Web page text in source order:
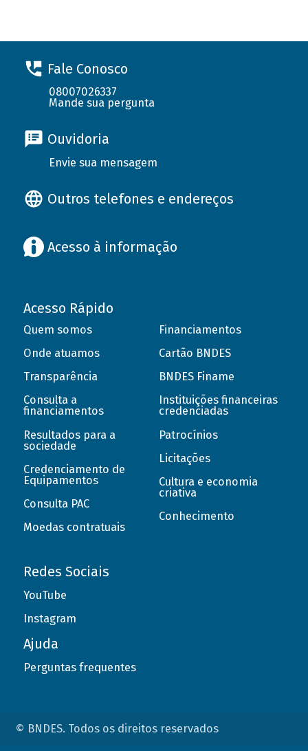
Fale Conosco
08007026337
Mande sua pergunta
Ouvidoria
Envie sua mensagem
Outros telefones e endereços
Acesso à informação
Acesso Rápido
Quem somos
Onde atuamos
Transparência
Consulta a
financiamentos
Resultados para a
sociedade
Credenciamento de
Equipamentos
Consulta PAC
Moedas contratuais
Financiamentos
Cartão BNDES
BNDES Finame
Instituições financeiras
credenciadas
Patrocínios
Licitações
Cultura e economia
criativa
Conhecimento
Redes Sociais
YouTube
Instagram
Ajuda
Perguntas frequentes
© BNDES. Todos os direitos reservados